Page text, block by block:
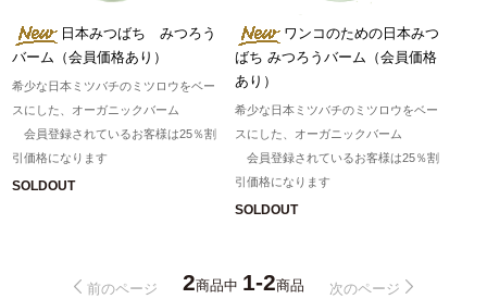
日本みつばち みつろう
バーム（会員価格あり）
希少な日本ミツバチのミツロウをベー
スにした、オーガニックバーム
会員登録されているお客様は25％割
引価格になります
SOLDOUT
ワンコのための日本みつ
ばち みつろうバーム（会員価格
あり）
希少な日本ミツバチのミツロウをベー
スにした、オーガニックバーム
会員登録されているお客様は25％割
引価格になります
SOLDOUT
前のページ 2商品中 1-2商品 次のページ